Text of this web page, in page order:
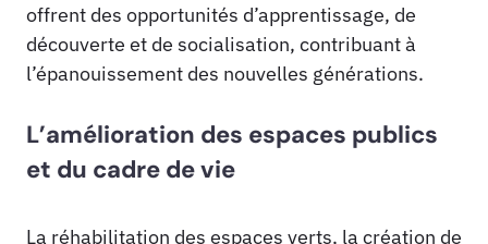
offrent des opportunités d’apprentissage, de
découverte et de socialisation, contribuant à
l’épanouissement des nouvelles générations.
L’amélioration des espaces publics
et du cadre de vie
La réhabilitation des espaces verts, la création de